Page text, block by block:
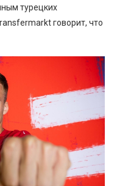
турецких
говорит, что